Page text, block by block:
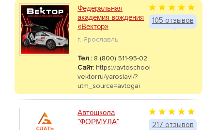
105 отзывов
Федеральная
академия вождения
«Вектор»
г. Ярославль
Тел.: 8 (800) 511-95-02
Сайт: https://avtoschool-
vektor.ru/yaroslavl/?
utm_source=avtogai
217 отзывов
Автошкола
"ФОРМУЛА"